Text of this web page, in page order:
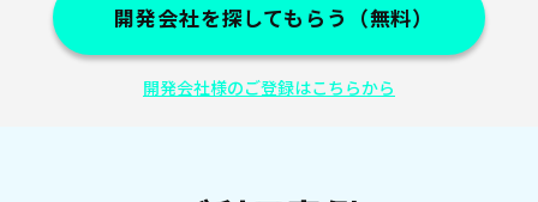
開発会社を探してもらう（無料）
開発会社様のご登録はこちらから